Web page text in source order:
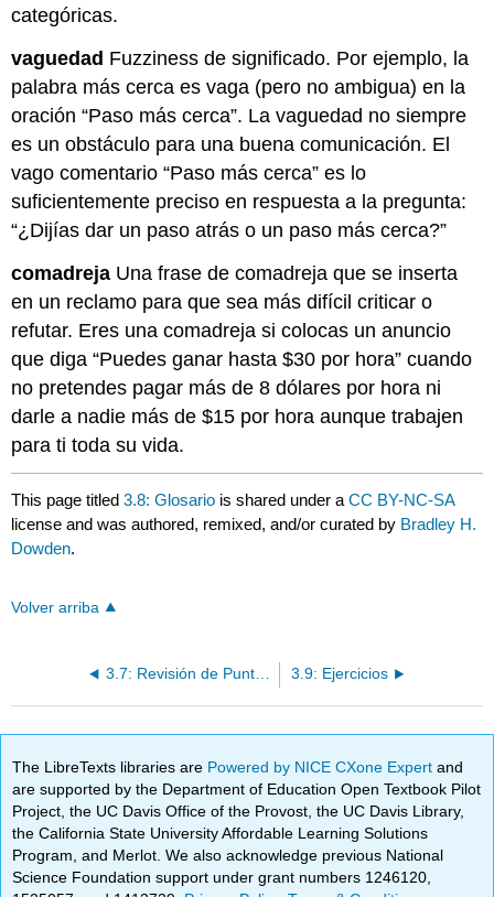
categóricas.
vaguedad Fuzziness de significado. Por ejemplo, la
palabra más cerca es vaga (pero no ambigua) en la
oración “Paso más cerca”. La vaguedad no siempre
es un obstáculo para una buena comunicación. El
vago comentario “Paso más cerca” es lo
suficientemente preciso en respuesta a la pregunta:
“¿Dijías dar un paso atrás o un paso más cerca?”
comadreja Una frase de comadreja que se inserta
en un reclamo para que sea más difícil criticar o
refutar. Eres una comadreja si colocas un anuncio
que diga “Puedes ganar hasta $30 por hora” cuando
no pretendes pagar más de 8 dólares por hora ni
darle a nadie más de $15 por hora aunque trabajen
para ti toda su vida.
This page titled3.8: Glosario is shared under aCC BY-NC-SA
license and was authored, remixed, and/or curated by Bradley H.
Dowden.
Volver arriba
3.7: Revisión de Puntos Principales 3.9: Ejercicios
The LibreTexts libraries are Powered by NICE CXone Expertand
are supported by the Department of Education Open Textbook Pilot
Project, the UC Davis Office of the Provost, the UC Davis Library,
the California State University Affordable Learning Solutions
Program, and Merlot. We also acknowledge previous National
Science Foundation support under grant numbers 1246120,